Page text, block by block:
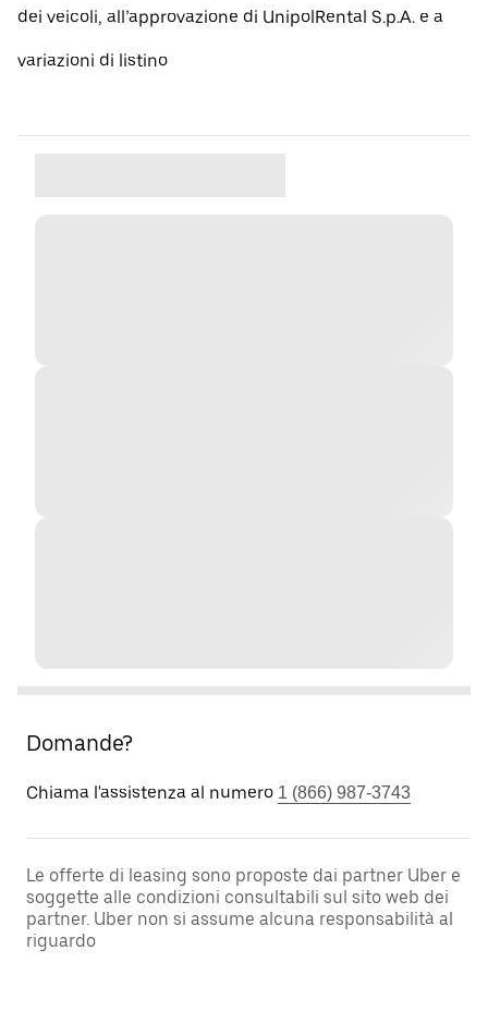
dei veicoli, all’approvazione di UnipolRental S.p.A. e a
variazioni di listino
Domande?
Chiama l'assistenza al numero 1 (866) 987-3743
Le offerte di leasing sono proposte dai partner Uber e
soggette alle condizioni consultabili sul sito web dei
partner. Uber non si assume alcuna responsabilità al
riguardo